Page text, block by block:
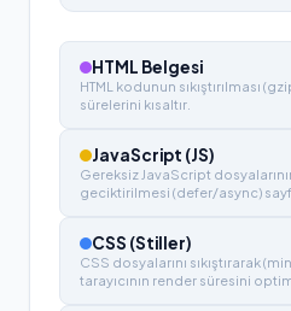
HTML Belgesi
HTML kodunun sıkıştırılması
sürelerini kısaltır.
JavaScript (JS)
Gereksiz JavaScript
geciktirilmesi (defer/async) sayfa
CSS (Stiller)
CSS dosyalarını sıkıştırarak
tarayıcının render süresini